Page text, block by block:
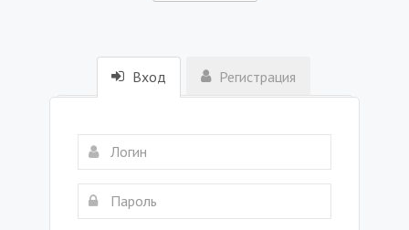
Вход Регистрация